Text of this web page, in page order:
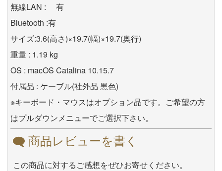
無線LAN : 有
Bluetooth :有
サイズ:3.6(高さ)×19.7(幅)×19.7(奥行)
重量 : 1.19 kg
OS : macOS Catalina 10.15.7
付属品 : ケーブル(社外品 黒色)
※キーボード・マウスはオプション品です。ご希望の方
はプルダウンメニューでご選択下さい。
商品レビューを書く
この商品に対するご感想をぜひお寄せください。